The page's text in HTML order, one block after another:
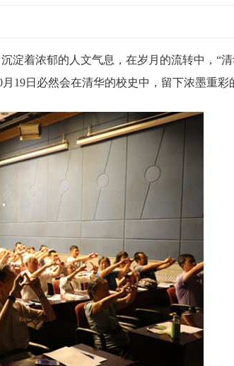
着浓郁的人文气息，在岁月的流转中，“清
19日必然会在清华的校史中，留下浓墨重彩